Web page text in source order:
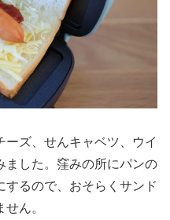
ズ、せんキャベツ、ウイ
ました。窪みの所にパンの
るので、おそらくサンド
ん。